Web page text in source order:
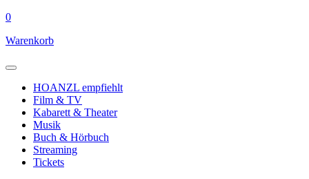
0
Warenkorb
HOANZL empfiehlt
Film & TV
Kabarett & Theater
Musik
Buch & Hörbuch
Streaming
Tickets